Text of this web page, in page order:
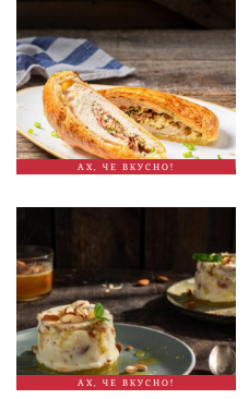
АХ, ЧЕ ВКУСНО!
АХ, ЧЕ ВКУСНО!